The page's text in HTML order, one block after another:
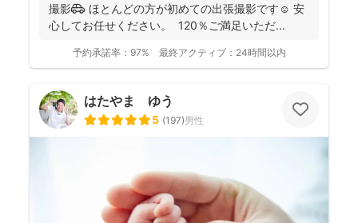
撮影🚗 ほとんどの方が初めての出張撮影です☺️ 安
心してお任せください。 120％ご満足いただ...
予約承諾率： 97% 最終アクティブ： 24時間以内
はたやま ゆう
5 (197)男性